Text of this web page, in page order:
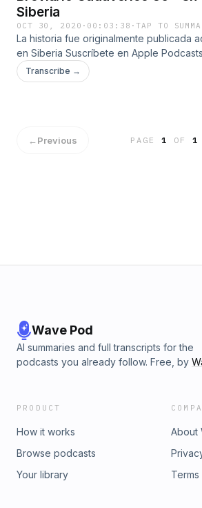
Siberia
OCT 30, 2020 · 00:03:38 ·TAP TO
La historia fue originalmente publicada
en Siberia Suscríbete en Apple
plataforma favorita. Estamos en Twitter e
me puedes apoyar desde 1 USD en mi
Transcribe →
←Previous PAGE1 OF 1
Wave Pod
AI summaries and full transcripts for the
podcasts you already follow. Free, by
PRODUCT
How it works
Browse podcasts
Your library
About
Terms